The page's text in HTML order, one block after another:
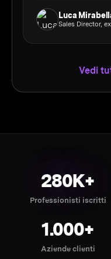
Luca
Sales Director,
Vedi
280K+
Professionisti iscritti
1.000+
Aziende clienti